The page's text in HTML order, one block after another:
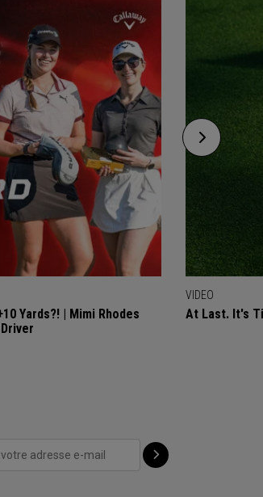
Yards?! | Mimi Rhodes
VIDEO
At Last. It's